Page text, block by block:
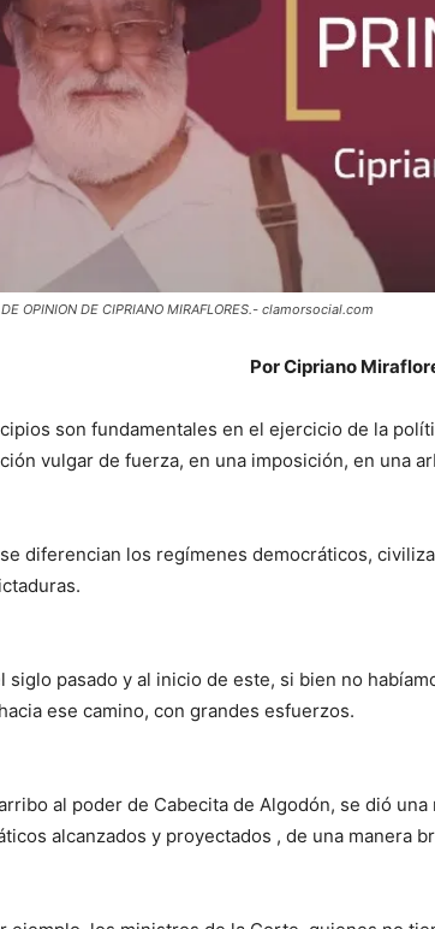
OPINION DE CIPRIANO MIRAFLORES.- clamorsocial.com
Por Cipriano
son fundamentales en el ejercicio de la
vulgar de fuerza, en una imposición, en una
diferencian los regímenes democráticos,
siglo pasado y al inicio de este, si bien no
ese camino, con grandes esfuerzos.
al poder de Cabecita de Algodón, se dió
alcanzados y proyectados , de una manera